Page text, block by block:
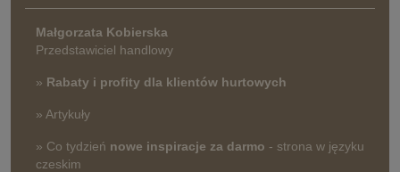
Małgorzata Kobierska
Przedstawiciel handlowy
» Rabaty i profity dla klientów hurtowych
» Artykuły
» Co tydzień nowe inspiracje za darmo - strona w języku
czeskim